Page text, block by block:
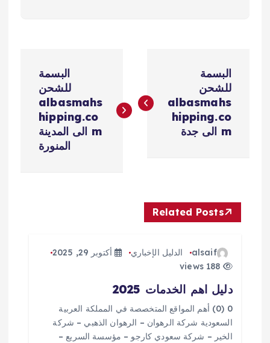
ص
البسمة
للشحن
albasmahs
hipping.co
m الى جدة
البسمة
للشحن
albasmahs
hipping.co
m الى المدينة
المنورة
Related Posts
alsaif الدليل الإخباري
أكتوبر 29, 2025
دليل اهم الخدمات 2025
0 (0) أهم المواقع المتخصصة في المملكة العربية
السعودية شركة الرهوان – الرهوان الذهبي – شركة
الخير – شركة سعودي كارجو – مؤسسة السريع –